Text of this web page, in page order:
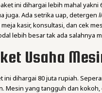
ini dihargai lebih mahal yakni
juga. Ada setrika uap, detergen
kasir, konsultasi, dan cek
lebih besar tak ada salahnya
Usaha
ini dihargai 80 juta rupiah.
Mesin yang tangguh dan